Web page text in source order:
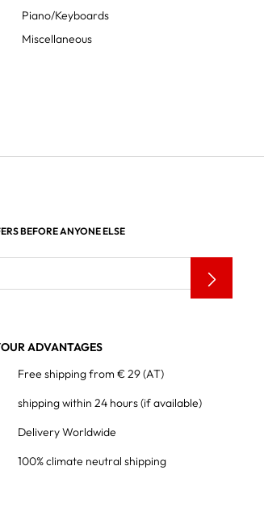
Piano/Keyboards
Miscellaneous
BEFORE ANYONE ELSE
ADVANTAGES
Free shipping from € 29 (AT)
shipping within 24 hours(if available)
Delivery Worldwide
100% climate neutral shipping